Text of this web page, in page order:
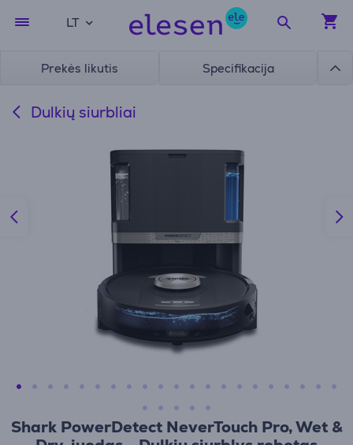
LT
Prekės likutis Specifikacija
Dulkių siurbliai
Shark PowerDetect NeverTouch Pro, Wet &